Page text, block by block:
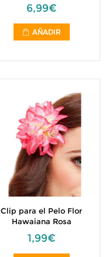
6,99€
AÑADIR
Clip para el Pelo Flor
Hawaiana Rosa
1,99€